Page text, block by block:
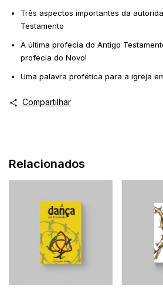
Três aspectos importantes da
Testamento
A última profecia do Antigo
profecia do Novo!
Uma palavra profética para a igreja
Compartilhar
Relacionados